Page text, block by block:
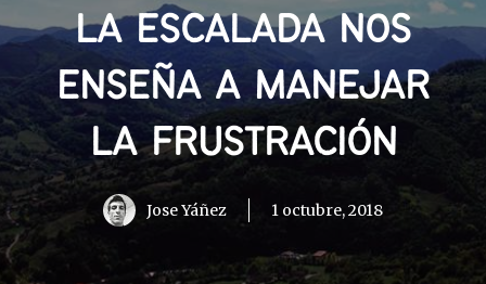
LA ESCALADA NOS
ENSEÑA A MANEJAR
LA FRUSTRACIÓN
Jose Yáñez 1 octubre, 2018